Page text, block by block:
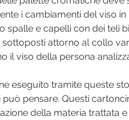
i cambiamenti del viso
spalle e capelli con dei teli
attorno al collo
il viso della persona
eseguito tramite queste
può pensare. Questi
della materia trattata